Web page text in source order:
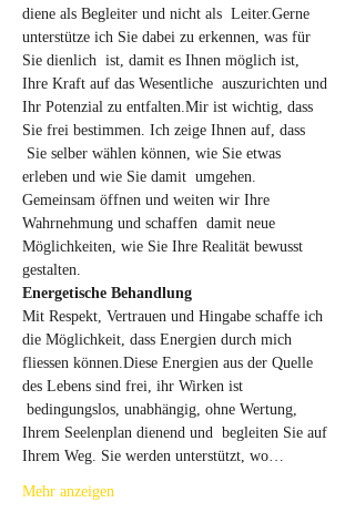
diene als Begleiter und nicht als  Leiter.Gerne
unterstütze ich Sie dabei zu erkennen, was für
Sie dienlich  ist, damit es Ihnen möglich ist,
Ihre Kraft auf das Wesentliche  auszurichten und
Ihr Potenzial zu entfalten.Mir ist wichtig, dass
Sie frei bestimmen. Ich zeige Ihnen auf, dass
Sie selber wählen können, wie Sie etwas
erleben und wie Sie damit  umgehen.
Gemeinsam öffnen und weiten wir Ihre
Wahrnehmung und schaffen  damit neue
Möglichkeiten, wie Sie Ihre Realität bewusst
gestalten.
Energetische Behandlung
Mit Respekt, Vertrauen und Hingabe schaffe ich
die Möglichkeit, dass Energien durch mich
fliessen können.Diese Energien aus der Quelle
des Lebens sind frei, ihr Wirken ist
bedingungslos, unabhängig, ohne Wertung,
Ihrem Seelenplan dienend und  begleiten Sie auf
Ihrem Weg. Sie werden unterstützt, wo…
Mehr anzeigen